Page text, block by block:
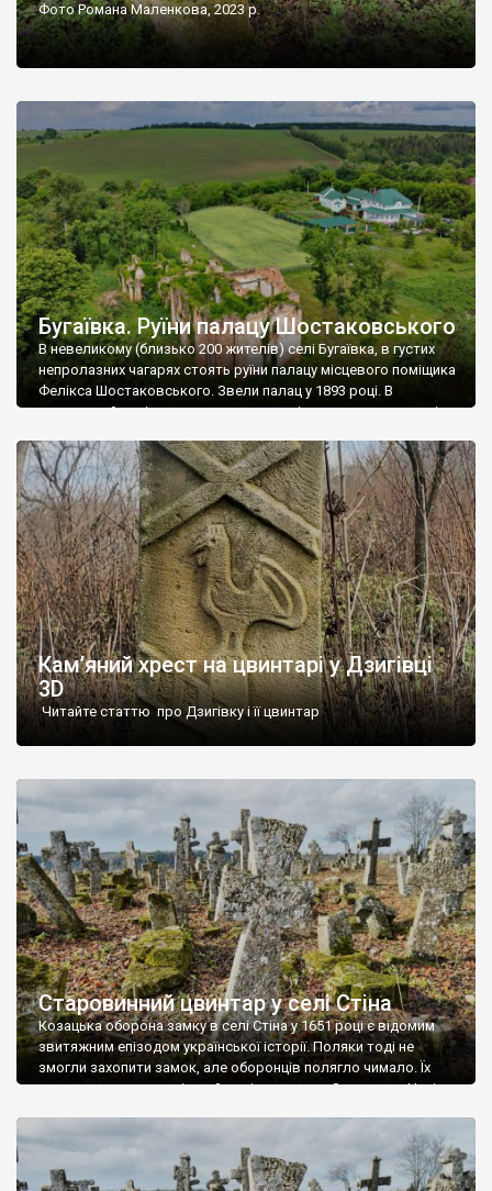
Фото Романа Маленкова, 2023 р.
Бугаївка. Руїни палацу Шостаковського
В невеликому (близько 200 жителів) селі Бугаївка, в густих
непролазних чагарях стоять руїни палацу місцевого поміщика
Фелікса Шостаковського. Звели палац у 1893 році. В
радянський період у ньому спочатку містилася школа, потім
століття тут розмістили туберкульозну лікарню. Коли із
палацу виїхала лікарня – ми точно не […]
Кам’яний хрест на цвинтарі у Дзигівці
3D
Читайте статтю про Дзигівку і її цвинтар
Старовинний цвинтар у селі Стіна
Козацька оборона замку в селі Стіна у 1651 році є відомим
звитяжним епізодом української історії. Поляки тоді не
змогли захопити замок, але оборонців полягло чимало. Їх
поховали на цвинтарі, який тоді називався Замковим. Нині на
ньому чимало хрестів 19 століття, є такі, де епітафії стер […]